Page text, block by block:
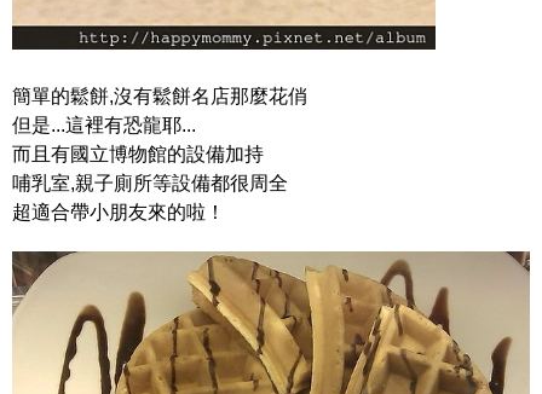
簡單的鬆餅,沒有鬆餅名店那麼花俏
但是...這裡有恐龍耶...
而且有國立博物館的設備加持
哺乳室,親子廁所等設備都很周全
超適合帶小朋友來的啦！